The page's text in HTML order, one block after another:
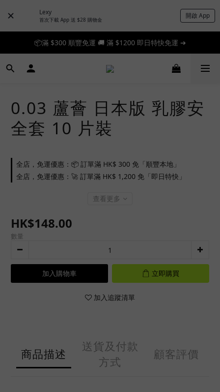
Lexy
首次下載 App 送 $28 購物金 開啟 App
📦滿 $300 順豐免運 🚚 滿 $1200 即日特快免運 ➔
📦滿 $300 順豐免運 🚚 滿 $1200 即日特快免運 ➔
🎉 新人首單享 88 折，快來領券加入！➔
0.03 蘆薈 日本版 乳膠安
全套 10 片裝
全店，免運優惠：📦 訂單滿 HK$ 300 免「順豐本地」
全店，免運優惠：🚀 訂單滿 HK$ 1,200 免「即日特快」
查看更多
HK$148.00
數量
加入購物車 立即購買
加入追蹤清單
商品描述
送貨及付款
方式
顧客評價